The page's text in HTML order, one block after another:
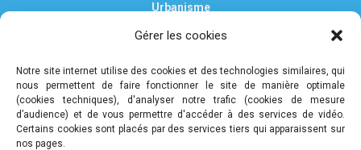
Gérer les cookies
Notre site internet utilise des cookies et des technologies similaires, qui
nous permettent de faire fonctionner le site de manière optimale
(cookies techniques), d'analyser notre trafic (cookies de mesure
d’audience) et de vous permettre d'accéder à des services de vidéo.
Certains cookies sont placés par des services tiers qui apparaissent sur
nos pages.
Urbanisme
Vie pratique
Mentions légales
Politique de confidentialité et de protection des données
personnelles